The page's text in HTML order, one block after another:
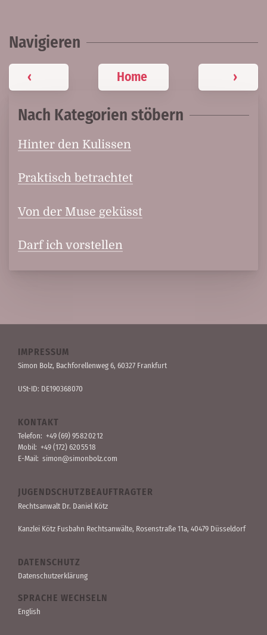
Navigieren
‹ Home ›
Nach Kategorien stöbern
Hinter den Kulissen
Praktisch betrachtet
Von der Muse geküsst
Darf ich vorstellen
IMPRESSUM
Simon Bolz, Bachforellen­weg 6, 60327 Frankfurt
USt-ID: DE190368070
KONTAKT
Telefon: +49 (69) 95 82 02 12
Mobil: +49 (172) 620 55 18
E-Mail: simon@simonbolz.com
JUGENDSCHUTZBEAUFTRAGTER
Rechts­anwalt Dr. Daniel Kötz
Kanzlei Kötz Fusbahn Rechts­anwälte, Rosen­straße 11a, 40479 Düssel­dorf
DATENSCHUTZ
Datenschutzerklärung
SPRACHE WECHSELN
English